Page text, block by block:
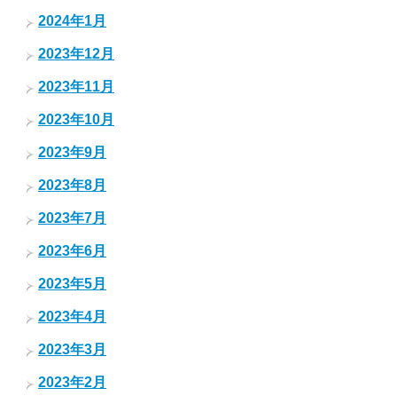
2024年1月
2023年12月
2023年11月
2023年10月
2023年9月
2023年8月
2023年7月
2023年6月
2023年5月
2023年4月
2023年3月
2023年2月